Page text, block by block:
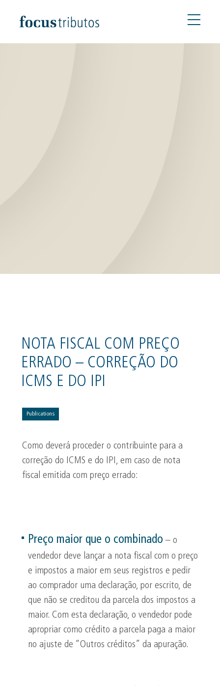
NOTA FISCAL COM PREÇO
ERRADO – CORREÇÃO DO
ICMS E DO IPI
Publications
Como deverá proceder o contribuinte para a
correção do ICMS e do IPI, em caso de nota
fiscal emitida com preço errado:
Preço maior que o combinado – o
vendedor deve lançar a nota fiscal com o preço
e impostos a maior em seus registros e pedir
ao comprador uma declaração, por escrito, de
que não se creditou da parcela dos impostos a
maior. Com esta declaração, o vendedor pode
apropriar como crédito a parcela paga a maior
no ajuste de “Outros créditos” da apuração.